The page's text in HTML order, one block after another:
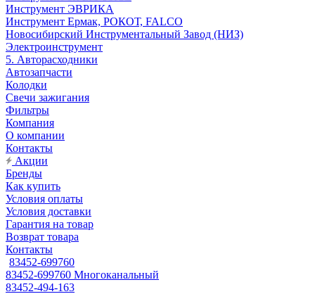
Инструмент ЭВРИКА
Инструмент Ермак, РОКОТ, FALCO
Новосибирский Инструментальный Завод (НИЗ)
Электроинструмент
5. Авторасходники
Автозапчасти
Колодки
Свечи зажигания
Фильтры
Компания
О компании
Контакты
Акции
Бренды
Как купить
Условия оплаты
Условия доставки
Гарантия на товар
Возврат товара
Контакты
83452-699760
83452-699760 Многоканальный
83452-494-163